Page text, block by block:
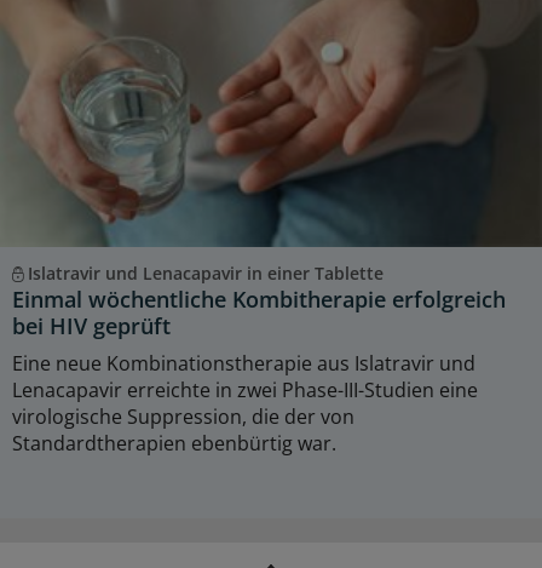
Islatravir und Lenacapavir in einer Tablette
Einmal wöchentliche Kombitherapie erfolgreich
bei HIV geprüft
Eine neue Kombinationstherapie aus Islatravir und
Lenacapavir erreichte in zwei Phase-III-Studien eine
virologische Suppression, die der von
Standardtherapien ebenbürtig war.